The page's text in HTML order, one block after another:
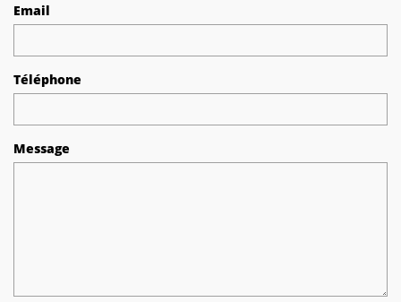
Email
Téléphone
Message